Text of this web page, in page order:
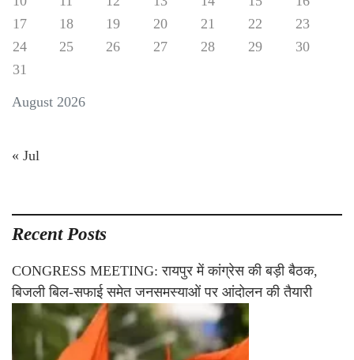
August 2026
17
18 19 20 21 22
23
24
25 26 27 28 29
30
31
« Jul
Recent Posts
CONGRESS MEETING: रायपुर में कांग्रेस की बड़ी बैठक,
बिजली बिल-सफाई समेत जनसमस्याओं पर आंदोलन की तैयारी